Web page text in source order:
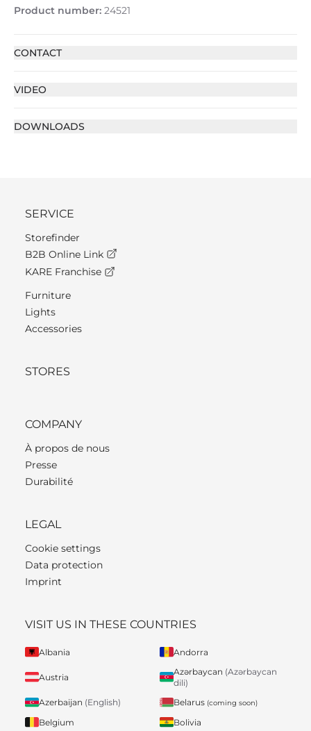
Product number: 24521
CONTACT
VIDEO
DOWNLOADS
SERVICE
Storefinder
B2B Online Link
KARE Franchise
Furniture
Lights
Accessories
STORES
COMPANY
À propos de nous
Presse
Durabilité
LEGAL
Cookie settings
Data protection
Imprint
VISIT US IN THESE COUNTRIES
Albania Andorra
Austria
Azərbaycan (Azərbaycan
dili)
Azerbaijan (English) Belarus (coming soon)
Belgium
Bolivia